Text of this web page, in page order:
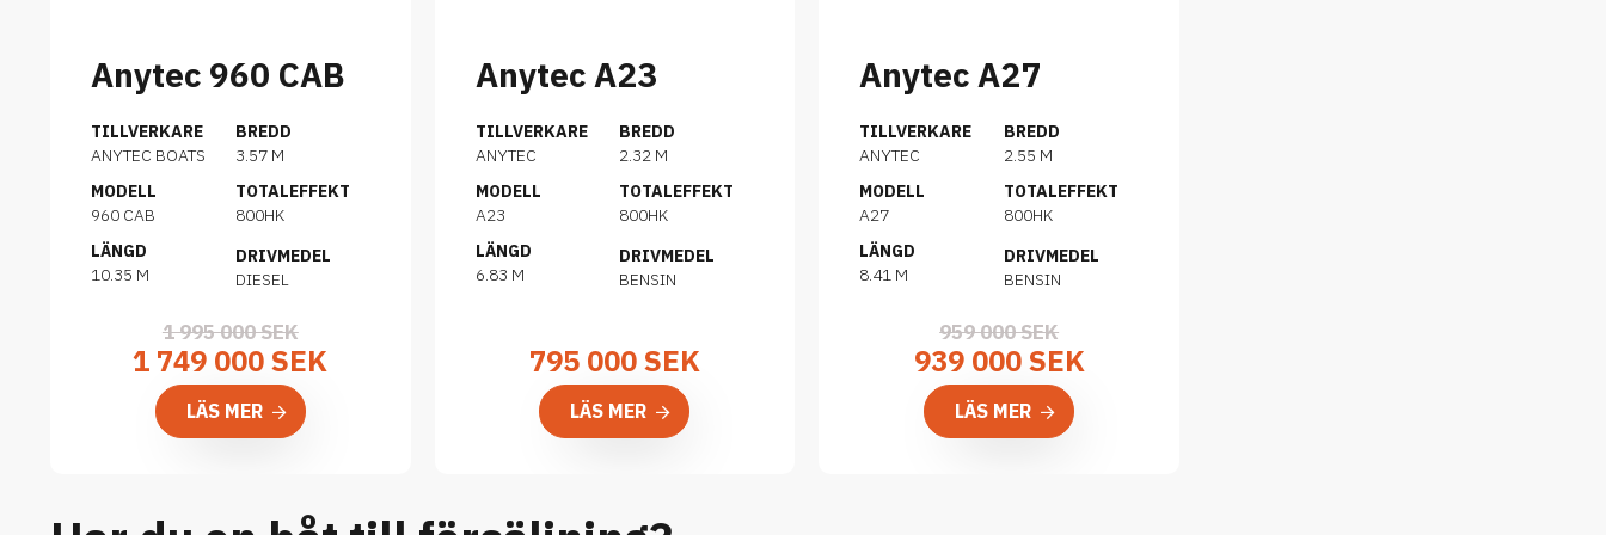
Anytec 960 CAB
TILLVERKARE
ANYTEC BOATS
MODELL
960 CAB
LÄNGD
10.35 M
BREDD
3.57 M
TOTALEFFEKT
800HK
DRIVMEDEL
DIESEL
1 995 000 SEK
1 749 000 SEK
LÄS MER
Anytec A23
TILLVERKARE
ANYTEC
MODELL
A23
LÄNGD
6.83 M
BREDD
2.32 M
TOTALEFFEKT
800HK
DRIVMEDEL
BENSIN
795 000SEK
LÄS MER
Anytec A27
TILLVERKARE
ANYTEC
MODELL
A27
LÄNGD
8.41 M
BREDD
2.55 M
TOTALEFFEKT
800HK
DRIVMEDEL
BENSIN
959 000 SEK
939 000 SEK
LÄS MER